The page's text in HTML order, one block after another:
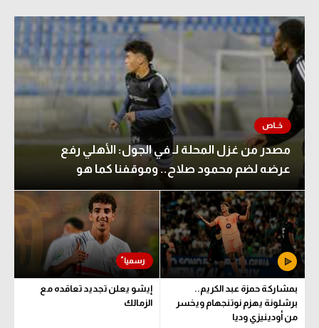
مصدر من غزل المحلة لـ في الجول: الأهلي رفع
عرضه لضم محمود صلاح.. وموقفنا كما هو
بمشاركة حمزة عبد الكريم..
برشلونة يهزم نوتنجهام ويخسر
من أودينيزي وديا
إيشو يعلن تجديد تعاقده مع
الزمالك